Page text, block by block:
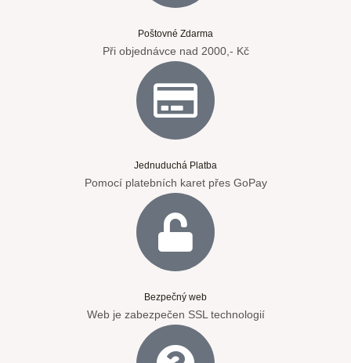
Poštovné Zdarma
Při objednávce nad 2000,- Kč
Jednuduchá Platba
Pomocí platebních karet přes GoPay
Bezpečný web
Web je zabezpečen SSL technologií